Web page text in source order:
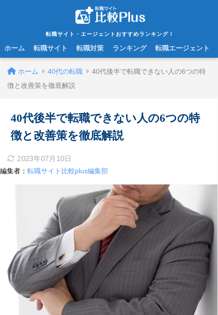
転職サイト・エージェントおすすめランキング！
ホーム 転職サイト 転職対策 ランキング 転職エージェント
ホーム 40代の転職
40代後半で転職できない人の6つの特
徴と改善策を徹底解説
40代後半で転職できない人の6つの特
徴と改善策を徹底解説
2023年07月10日
編集者： 転職サイト比較plus編集部